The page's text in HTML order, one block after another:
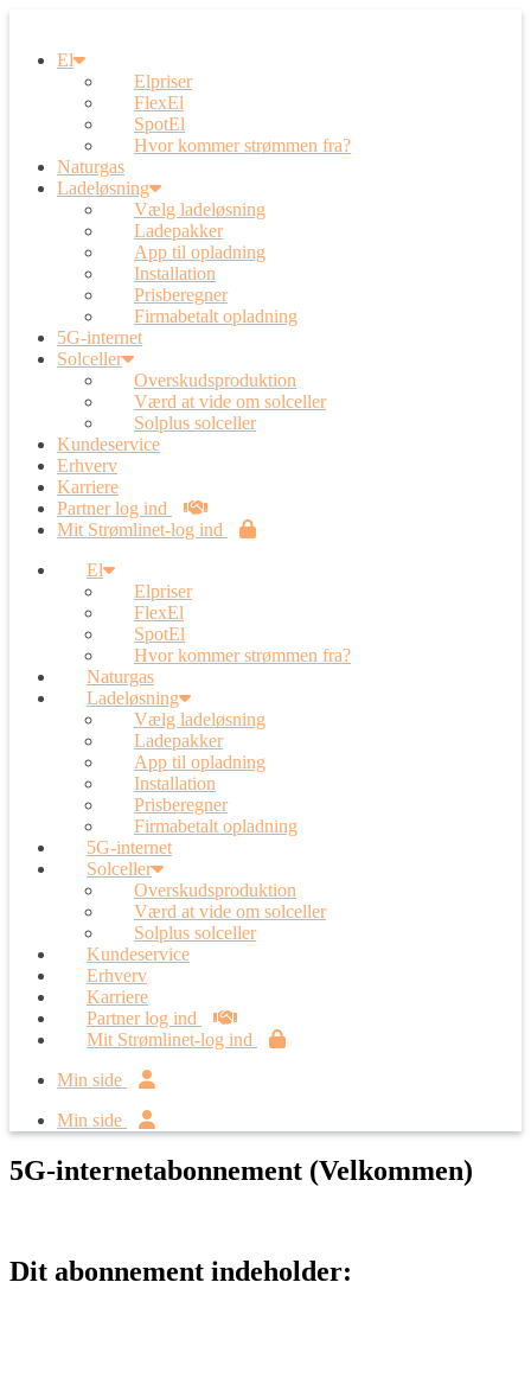
El
Elpriser
FlexEl
SpotEl
Hvor kommer strømmen fra?
Naturgas
Ladeløsning
Vælg ladeløsning
Ladepakker
App til opladning
Installation
Prisberegner
Firmabetalt opladning
5G-internet
Solceller
Overskudsproduktion
Værd at vide om solceller
Solplus solceller
Kundeservice
Erhverv
Karriere
Partner log ind
Mit Strømlinet-log ind
El
Elpriser
FlexEl
SpotEl
Hvor kommer strømmen fra?
Naturgas
Ladeløsning
Vælg ladeløsning
Ladepakker
App til opladning
Installation
Prisberegner
Firmabetalt opladning
5G-internet
Solceller
Overskudsproduktion
Værd at vide om solceller
Solplus solceller
Kundeservice
Erhverv
Karriere
Partner log ind
Mit Strømlinet-log ind
Min side
Min side
5G-internetabonnement (Velkommen)
Dit abonnement indeholder: